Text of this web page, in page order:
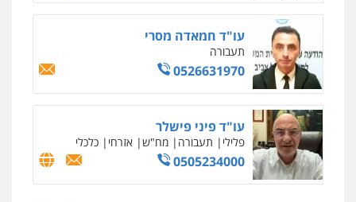
עו"ד חמאדה מסרי
תעבורה
0526631970
עו"ד פיני פישלר
פלילי תעבורה מח"ש אזרחי כלכלי
0505234000